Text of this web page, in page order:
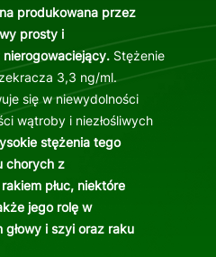
produkowana przez
prosty i
Stężenie
3,3 ng/ml.
się w niewydolności
wątroby i niezłośliwych
stężenia tego
chorych z
płuc, niektóre
jego rolę w
głowy i szyi oraz raku